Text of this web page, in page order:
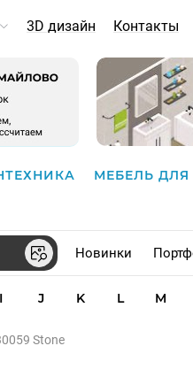
3D дизайн Контакты
МЕБЕЛЬ
Новинки
I J K L M
Stone